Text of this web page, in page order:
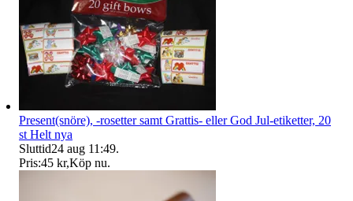
Present(snöre), -rosetter samt Grattis- eller God Jul-etiketter, 20
st Helt nya
Sluttid24 aug 11:49.
Pris:45 kr,Köp nu.